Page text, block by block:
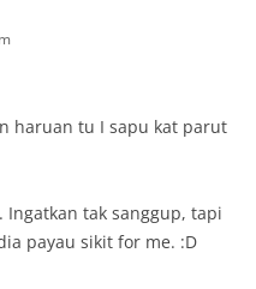
haruan tu I sapu kat parut
Ingatkan tak sanggup, tapi
payau sikit for me. :D